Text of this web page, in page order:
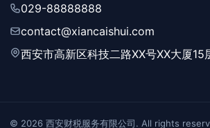
029-88888888
contact@xiancaishui.com
西安市高新区科技二路XX号XX大厦15
© 2026 西安财税服务有限公司. All rights